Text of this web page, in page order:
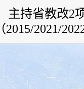
主持省教改2
（2015/2021/